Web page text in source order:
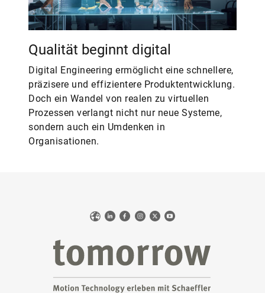
Qualität beginnt digital
Digital Engineering ermöglicht eine schnellere,
präzisere und effizientere Produktentwicklung.
Doch ein Wandel von realen zu virtuellen
Prozessen verlangt nicht nur neue Systeme,
sondern auch ein Umdenken in
Organisationen.
WebLinkedIn
Facebook
Instagram
X YouTube